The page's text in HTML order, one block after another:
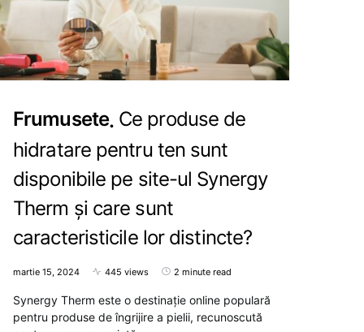
Frumusete Ce produse de
hidratare pentru ten sunt
disponibile pe site-ul Synergy
Therm și care sunt
caracteristicile lor distincte?
martie 15, 2024 445 views 2 minute read
Synergy Therm este o destinație online populară
pentru produse de îngrijire a pielii, recunoscută